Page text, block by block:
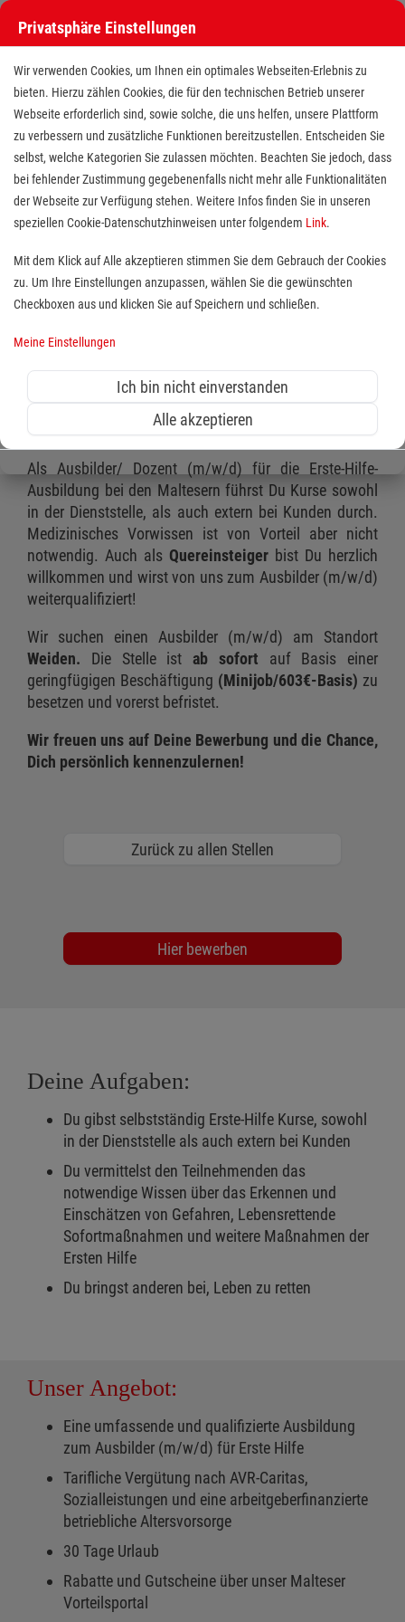
Ausbilder/ Dozent (m/w/d) für die
Erste-Hilfe-Ausbildung
Standort(e):Weiden
Leidenschaft ist, anderen Menschen Wissen zu
vermitteln? Du suchst nach einer sinnvollen Tätigkeit
mit Verantwortung?
Als Ausbilder/ Dozent (m/w/d) für die Erste-Hilfe-
Ausbildung bei den Maltesern führst Du Kurse sowohl
in der Dienststelle, als auch extern bei Kunden durch.
Medizinisches Vorwissen ist von Vorteil aber nicht
notwendig. Auch als Quereinsteiger bist Du herzlich
willkommen und wirst von uns zum Ausbilder (m/w/d)
weiterqualifiziert!
Wir suchen einen Ausbilder (m/w/d) am Standort
Weiden. Die Stelle ist ab sofort auf Basis einer
geringfügigen Beschäftigung (Minijob/603€-Basis) zu
besetzen und vorerst befristet.
Wir freuen uns auf Deine Bewerbung und die Chance,
Dich persönlich kennenzulernen!
Zurück zu allen Stellen
Hier bewerben
Deine Aufgaben:
Du gibst selbstständig Erste-Hilfe Kurse, sowohl
in der Dienststelle als auch extern bei Kunden
Du vermittelst den Teilnehmenden das
notwendige Wissen über das Erkennen und
Einschätzen von Gefahren, Lebensrettende
Sofortmaßnahmen und weitere Maßnahmen der
Ersten Hilfe
Du bringst anderen bei, Leben zu retten
Unser Angebot:
Eine umfassende und qualifizierte Ausbildung
zum Ausbilder (m/w/d) für Erste Hilfe
Tarifliche Vergütung nach AVR-Caritas,
Sozialleistungen und eine arbeitgeberfinanzierte
betriebliche Altersvorsorge
30 Tage Urlaub
Rabatte und Gutscheine über unser Malteser
Vorteilsportal
Privatsphäre Einstellungen
Wir verwenden Cookies, um Ihnen ein optimales Webseiten-Erlebnis zu
bieten. Hierzu zählen Cookies, die für den technischen Betrieb unserer
Webseite erforderlich sind, sowie solche, die uns helfen, unsere Plattform
zu verbessern und zusätzliche Funktionen bereitzustellen. Entscheiden Sie
selbst, welche Kategorien Sie zulassen möchten. Beachten Sie jedoch, dass
bei fehlender Zustimmung gegebenenfalls nicht mehr alle Funktionalitäten
der Webseite zur Verfügung stehen. Weitere Infos finden Sie in unseren
speziellen Cookie-Datenschutzhinweisen unter folgendem Link.
Mit dem Klick auf Alle akzeptieren stimmen Sie dem Gebrauch der Cookies
zu. Um Ihre Einstellungen anzupassen, wählen Sie die gewünschten
Checkboxen aus und klicken Sie auf Speichern und schließen.
Meine Einstellungen
Ich bin nicht einverstanden
Alle akzeptieren